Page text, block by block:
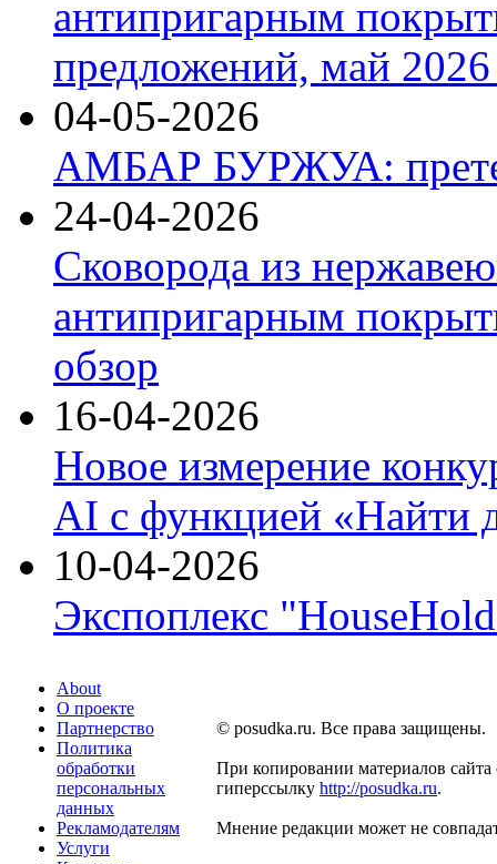
антипригарным
предложений, май 2026
04-05-2026
АМБАР БУРЖУА:
24-04-2026
Сковорода из
антипригарным
обзор
16-04-2026
Новое измерение
AI с функцией «Найти
10-04-2026
Экспоплекс
About
О проекте
Партнерство
Политика
обработки
персональных
данных
Рекламодателям
Услуги
© posudka.ru. Все права защищены.
При копировании материалов сайта
гиперссылку http://posudka.ru.
Мнение редакции может не